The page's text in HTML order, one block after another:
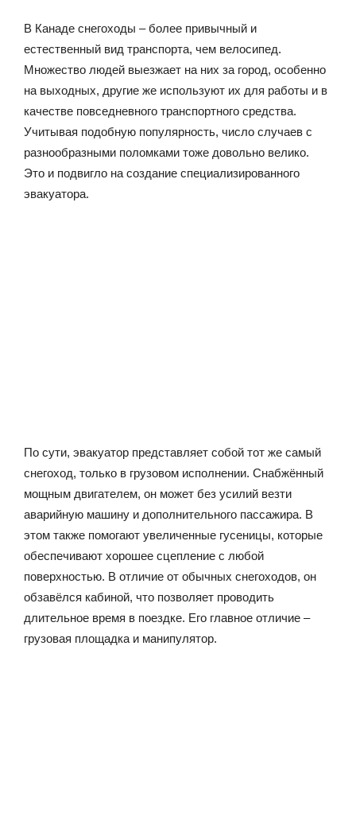
В Канаде снегоходы – более привычный и
естественный вид транспорта, чем велосипед.
Множество людей выезжает на них за город, особенно
на выходных, другие же используют их для работы и в
качестве повседневного транспортного средства.
Учитывая подобную популярность, число случаев с
разнообразными поломками тоже довольно велико.
Это и подвигло на создание специализированного
эвакуатора.
По сути, эвакуатор представляет собой тот же самый
снегоход, только в грузовом исполнении. Снабжённый
мощным двигателем, он может без усилий везти
аварийную машину и дополнительного пассажира. В
этом также помогают увеличенные гусеницы, которые
обеспечивают хорошее сцепление с любой
поверхностью. В отличие от обычных снегоходов, он
обзавёлся кабиной, что позволяет проводить
длительное время в поездке. Его главное отличие –
грузовая площадка и манипулятор.